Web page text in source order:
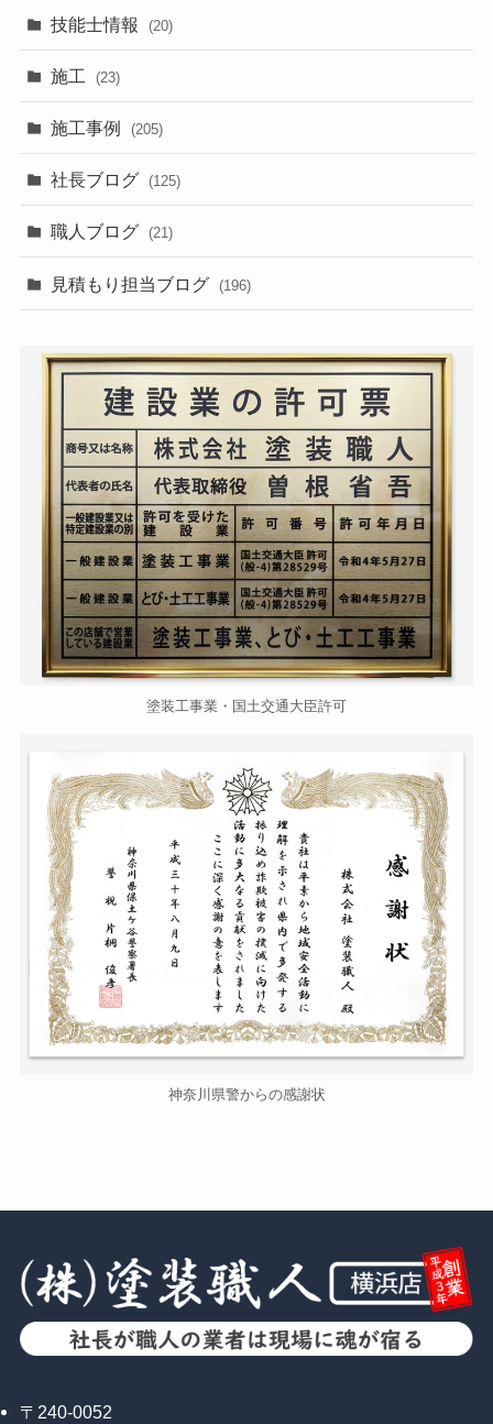
技能士情報 (20)
施工 (23)
施工事例 (205)
社長ブログ (125)
職人ブログ (21)
見積もり担当ブログ (196)
塗装工事業・国土交通大臣許可
神奈川県警からの感謝状
〒240-0052